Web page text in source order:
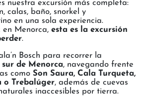
nuestra excursión más completa:
calas, baño, snorkel y
en una sola experiencia.
en Menorca, esta es la excursión
.
Bosch para recorrer la
de Menorca, navegando frente
como Son Saura, Cala Turqueta,
o Trebalúger, además de cuevas
inaccesibles por tierra.